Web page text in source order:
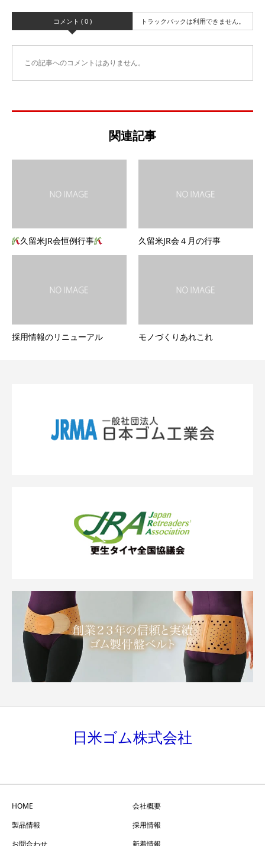
コメント ( 0 ) トラックバックは利用できません。
この記事へのコメントはありません。
関連記事
久留米JR会恒例行事 久留米JR会４月の行事
採用情報のリニューアル モノづくりあれこれ
日米ゴム株式会社
HOME
会社概要
製品情報
採用情報
お問合わせ
新着情報